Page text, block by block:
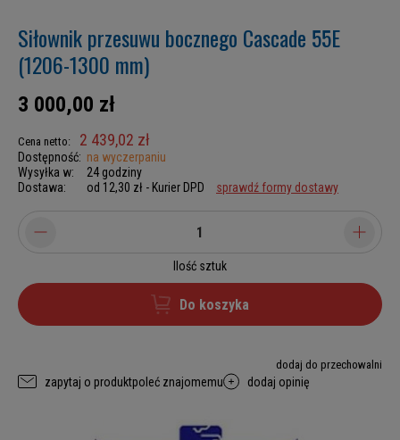
Siłownik przesuwu bocznego Cascade 55E
(1206-1300 mm)
3 000,00 zł
Cena netto: 2 439,02 zł
Dostępność: na wyczerpaniu
Wysyłka w:
24 godziny
Dostawa:
od 12,30 zł - Kurier DPD sprawdź formy dostawy
Ilość sztuk
Do koszyka
dodaj do przechowalni
zapytaj o produktpoleć znajomemu dodaj opinię